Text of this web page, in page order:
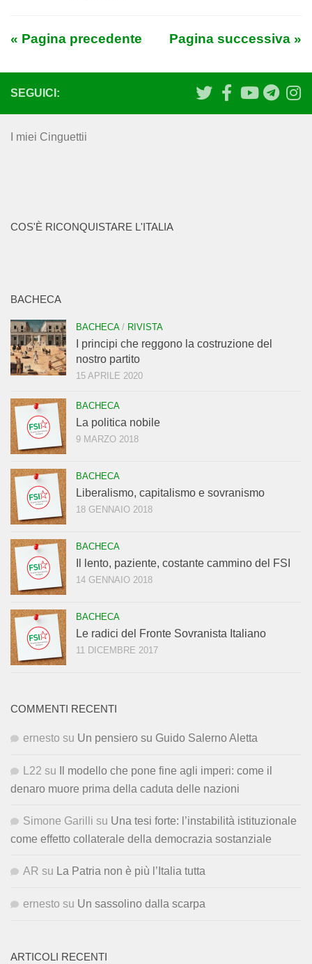
« Pagina precedente Pagina successiva »
SEGUICI:
I miei Cinguettii
COS'È RICONQUISTARE L'ITALIA
BACHECA
BACHECA/ RIVISTA
I principi che reggono la costruzione del
nostro partito
15 APRILE 2020
BACHECA
La politica nobile
9 MARZO 2018
BACHECA
Liberalismo, capitalismo e sovranismo
18 GENNAIO 2018
BACHECA
Il lento, paziente, costante cammino del FSI
14 GENNAIO 2018
BACHECA
Le radici del Fronte Sovranista Italiano
11 DICEMBRE 2017
COMMENTI RECENTI
ernesto su Un pensiero su Guido Salerno Aletta
L22 su
Il modello che pone fine agli imperi: come il
denaro muore prima della caduta delle nazioni
Simone Garilli su Una tesi forte: l’instabilità istituzionale
come effetto collaterale della democrazia sostanziale
AR su La Patria non è più l’Italia tutta
ernesto su Un sassolino dalla scarpa
ARTICOLI RECENTI